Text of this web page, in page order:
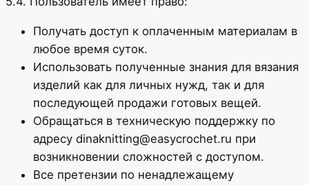
Получать доступ к оплаченным материалам в
любое время суток.
Использовать полученные знания для вязания
изделий как для личных нужд, так и для
последующей продажи готовых вещей.
Обращаться в техническую поддержку по
адресу dinaknitting@easycrochet.ru при
возникновении сложностей с доступом.
Все претензии по ненадлежащему